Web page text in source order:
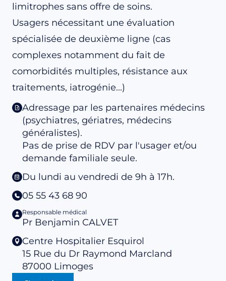
limitrophes sans offre de soins.
Usagers nécessitant une évaluation
spécialisée de deuxième ligne (cas
complexes notamment du fait de
comorbidités multiples, résistance aux
traitements, iatrogénie...)
Adressage par les partenaires médecins
(psychiatres, gériatres, médecins
généralistes).
Pas de prise de RDV par l'usager et/ou
demande familiale seule.
Du lundi au vendredi de 9h à 17h.
05 55 43 68 90
Responsable médical
Pr Benjamin CALVET
Centre Hospitalier Esquirol
15 Rue du Dr Raymond Marcland
87000 Limoges